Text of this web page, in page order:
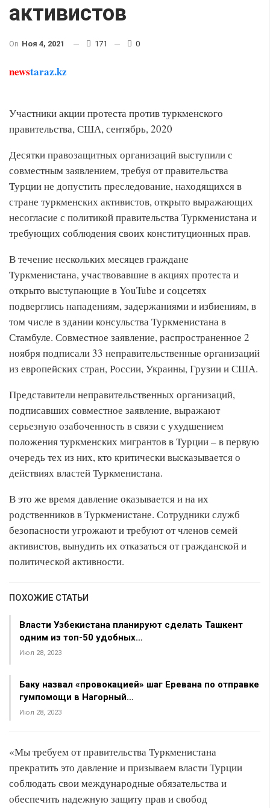
активистов
On Ноя 4, 2021 171 0
newstaraz.kz
Участники акции протеста против туркменского
правительства, США, сентябрь, 2020
Десятки правозащитных организаций выступили с
совместным заявлением, требуя от правительства
Турции не допустить преследование, находящихся в
стране туркменских активистов, открыто выражающих
несогласие с политикой правительства Туркменистана и
требующих соблюдения своих конституционных прав.
В течение нескольких месяцев граждане
Туркменистана, участвовавшие в акциях протеста и
открыто выступающие в YouTube и соцсетях
подверглись нападениям, задержаниями и избиениям, в
том числе в здании консульства Туркменистана в
Стамбуле. Совместное заявление, распространенное 2
ноября подписали 33 неправительственные организаций
из европейских стран, России, Украины, Грузии и США.
Представители неправительственных организаций,
подписавших совместное заявление, выражают
серьезную озабоченность в связи с ухудшением
положения туркменских мигрантов в Турции – в первую
очередь тех из них, кто критически высказывается о
действиях властей Туркменистана.
В это же время давление оказывается и на их
родственников в Туркменистане. Сотрудники служб
безопасности угрожают и требуют от членов семей
активистов, вынудить их отказаться от гражданской и
политической активности.
ПОХОЖИЕ СТАТЬИ
Власти Узбекистана планируют сделать Ташкент
одним из топ-50 удобных…
Июл 28, 2023
Баку назвал «провокацией» шаг Еревана по отправке
гумпомощи в Нагорный…
Июл 28, 2023
«Мы требуем от правительства Туркменистана
прекратить это давление и призываем власти Турции
соблюдать свои международные обязательства и
обеспечить надежную защиту прав и свобод